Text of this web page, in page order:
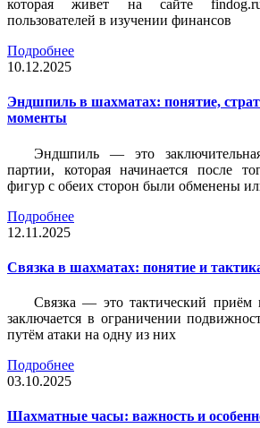
которая живет на сайте
пользователей в изучении финансов
Подробнее
10.12.2025
Эндшпиль в шахматах: понятие,
моменты
Эндшпиль — это
партии, которая начинается после
фигур с обеих сторон были обменены
Подробнее
12.11.2025
Связка в шахматах: понятие и
Связка — это тактический приём
заключается в ограничении
путём атаки на одну из них
Подробнее
03.10.2025
Шахматные часы: важность и